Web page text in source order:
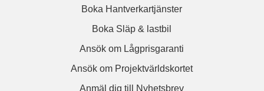
Boka Hantverkartjänster
Boka Släp & lastbil
Ansök om Lågprisgaranti
Ansök om Projektvärldskortet
Anmäl dig till Nyhetsbrev